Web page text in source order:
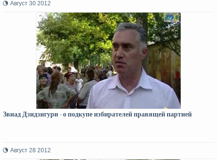
Август 30 2012
Звиад Дзидзигури - о подкупе избирателей правящей партией
Август 28 2012